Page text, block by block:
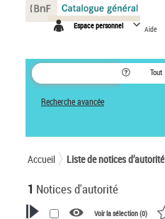
Espace personnel Aide
Tout
Recherche avancée
Accueil Liste de notices d’autorité
1 Notices d'autorité
Voir la sélection (0)
Panneau de gestion des cookies